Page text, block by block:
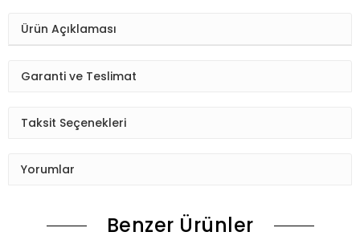
Ürün Açıklaması
Garanti ve Teslimat
Taksit Seçenekleri
Yorumlar
Benzer Ürünler